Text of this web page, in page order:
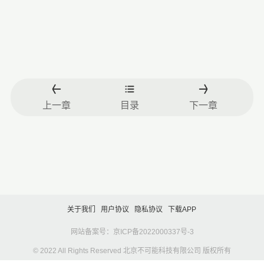
上一章 目录 下一章
关于我们 用户协议 隐私协议 下载APP
网站备案号：京ICP备2022000337号-3
© 2022 All Rights Reserved 北京不可能科技有限公司 版权所有